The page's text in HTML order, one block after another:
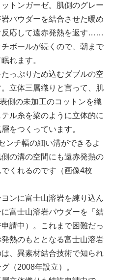
トンガーゼ。肌側のグレー
パウダーを結合させた暖め
反応して遠赤発熱を返す……
ボールが続くので、朝まで
れます。
っぷりため込むダブルの空
立体三層織りと言って、肌
側の未加工のコットンを織
ル糸を梁のように立体的に
をつくっています。
チ幅の細い溝ができるよ
の溝の空間にも遠赤発熱の
くれるのです（画像4枚
ンに富士山溶岩を練り込ん
富士山溶岩パウダーを「結
請中）。これまで困難だっ
熱のもととなる富士山溶岩
、異素材結合技術で知られ
（2008年設立）。